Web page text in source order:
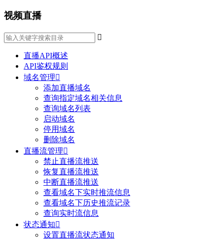
视频直播

直播API概述
API鉴权规则
域名管理
添加直播域名
查询指定域名相关信息
查询域名列表
启动域名
停用域名
删除域名
直播流管理
禁止直播流推送
恢复直播流推送
中断直播流推送
查看域名下实时推流信息
查看域名下历史推流记录
查询实时流信息
状态通知
设置直播流状态通知